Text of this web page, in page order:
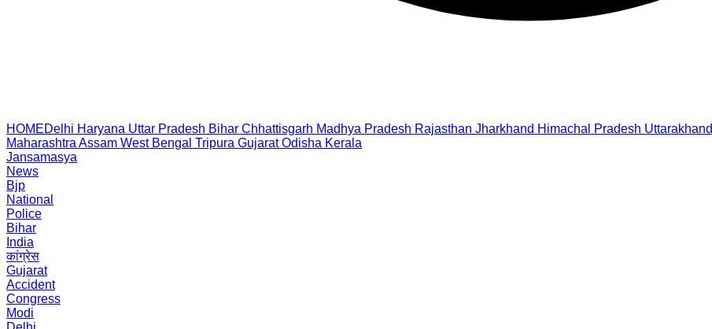
HOMEDelhi Haryana Uttar Pradesh Bihar Chhattisgarh Madhya Pradesh Rajasthan Jharkhand Himachal Pradesh Uttarakhand
Maharashtra Assam West Bengal Tripura Gujarat Odisha Kerala
Jansamasya
News
Bjp
National
Police
Bihar
India
कांग्रेस
Gujarat
Accident
Congress
Modi